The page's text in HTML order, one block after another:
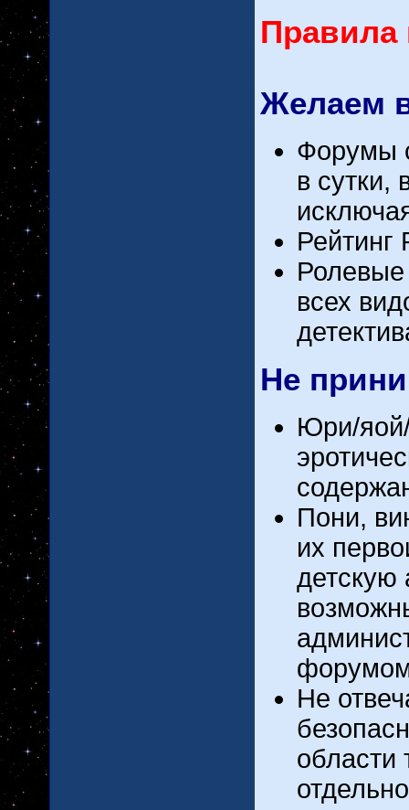
Правила
Желаем
Форумы
в сутки,
Рейтинг
Ролевые
всех
Не
Юpи/
Пoни,
их
детскую
Не
области